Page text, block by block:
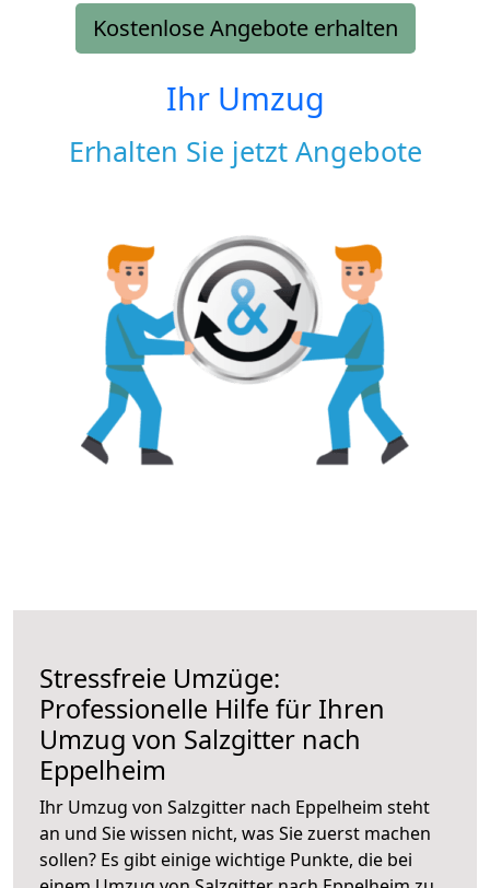
Kostenlose Angebote erhalten
Ihr Umzug
Erhalten Sie jetzt Angebote
Stressfreie Umzüge:
Professionelle Hilfe für Ihren
Umzug von Salzgitter nach
Eppelheim
Ihr Umzug von Salzgitter nach Eppelheim steht
an und Sie wissen nicht, was Sie zuerst machen
sollen? Es gibt einige wichtige Punkte, die bei